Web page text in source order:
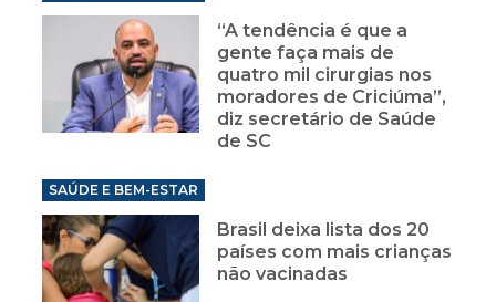
“A tendência é que a
gente faça mais de
quatro mil cirurgias nos
moradores de Criciúma”,
diz secretário de Saúde
de SC
SAÚDE E BEM-ESTAR
Brasil deixa lista dos 20
países com mais crianças
não vacinadas